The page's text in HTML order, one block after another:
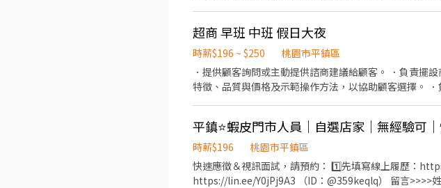
薪資待遇 一般門市 時薪196元 智取店(無人店) 早班時新
門市地點 ↓↓一般門市↓↓ 平鎮南京店 桃園市平鎮區南京
桃園市平鎮區龍江路188號1樓 ↓↓智取店↓↓ 平鎮文心 - 智取店 桃園市平鎮區文心路112號1樓 平鎮延平 - 智取店 桃園市平鎮區
延平路二段26號1樓 平鎮南豐 - 智取店 桃園市平鎮區南
德 - 智取店 桃園市平鎮區廣德街238巷24號1樓 平鎮龍南 - 智取店 桃園
定班別、每周至少配合4天，包含六日至少一天】 ↓↓
智取店↓↓ 早班－ 07:00-12:00/07:30-12:30/08:00-13:00/08:30-13:30 晚班－17:30-23:00/18:30 - 23:00 夜班 － 23:30 - 03:30
超商 早班 中班 假日大夜
時薪$196 ~ $250
桃園市平鎮區
．提供顧客詢問或主動提供諮商建議給顧客。 ．負責擺
特徵、品質與價格及示範操作方法，以協助顧客選擇。
平鎮⭐蝦皮門市人員｜自選店家｜無經驗可
時薪$196
桃園市平鎮區
快速應徵＆視訊面試，請預約： 1️⃣先填寫線上履歷：
https://lin.ee/Y0jPj9A3 （ID：@359keqlq） 留言>>>>